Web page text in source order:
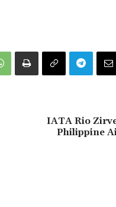
IATA Rio
Philippine